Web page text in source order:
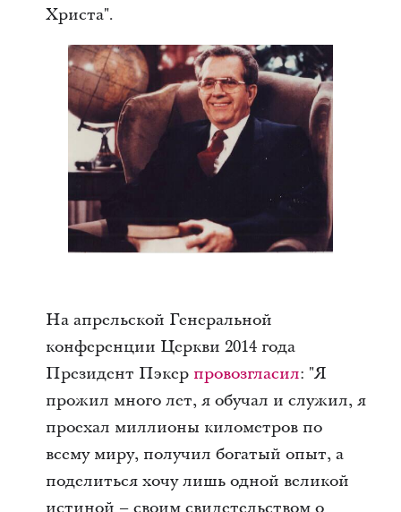
Христа".
На апрельской Генеральной
конференции Церкви 2014 года
Президент Пэкер провозгласил: "Я
прожил много лет, я обучал и служил, я
проехал миллионы километров по
всему миру, получил богатый опыт, а
поделиться хочу лишь одной великой